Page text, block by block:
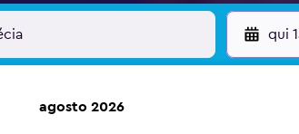
qui
agosto 2026